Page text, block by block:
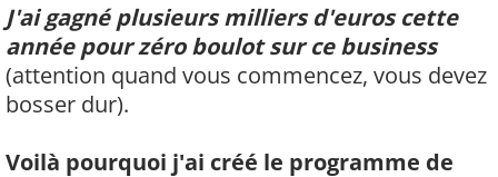
J'ai gagné plusieurs milliers d'euros cette
année pour zéro boulot sur ce business
(attention quand vous commencez, vous devez
bosser dur).
Voilà pourquoi j'ai créé le programme de